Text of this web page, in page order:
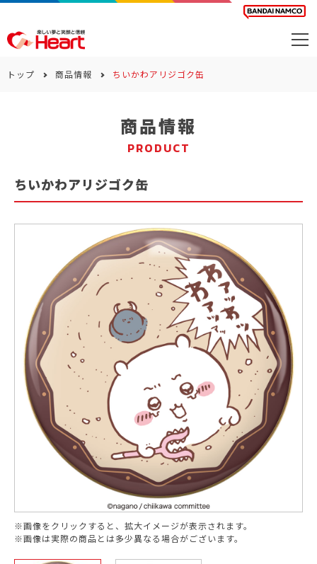
サステナビリティ
トップ 商品情報 ちいかわアリジゴク缶
商品情報
PRODUCT
ちいかわアリジゴク缶
※画像をクリックすると、拡大イメージが表示されます。
※画像は実際の商品とは多少異なる場合がございます。